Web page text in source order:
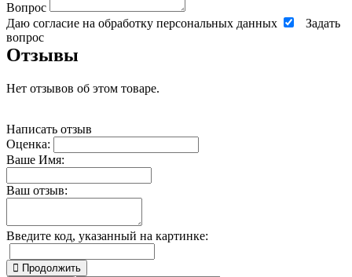
Вопрос
Даю согласие на обработку персональных данных
Задать
вопрос
Отзывы
Нет отзывов об этом товаре.
Написать отзыв
Оценка:
Ваше Имя:
Ваш отзыв:
Введите код, указанный на картинке:
Продолжить